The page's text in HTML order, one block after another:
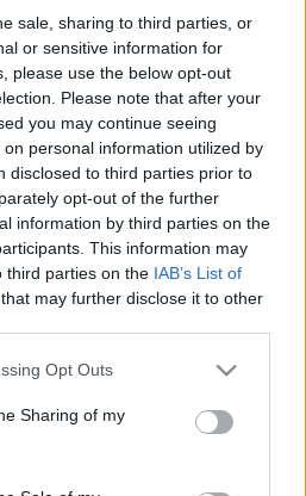
sale, sharing to third parties, or
or sensitive information for
please use the below opt-out
Please note that after your
you may continue seeing
personal information utilized by
disclosed to third parties prior to
opt-out of the further
information by third parties on the
This information may
third parties on the IAB’s List of
that may further disclose it to other
app uses one or more Google
behaviour. You may click to
and its third-party tags to
purposes in below Google
Opt Outs
Sharing of my
hírek
az eső a Duna vízgyűjtőjére
Mit jelent az 5. blokk új